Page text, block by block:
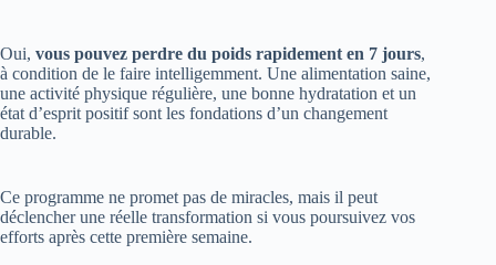
Oui, vous pouvez perdre du poids rapidement en 7 jours,
à condition de le faire intelligemment. Une alimentation saine,
une activité physique régulière, une bonne hydratation et un
état d’esprit positif sont les fondations d’un changement
durable.
Ce programme ne promet pas de miracles, mais il peut
déclencher une réelle transformation si vous poursuivez vos
efforts après cette première semaine.